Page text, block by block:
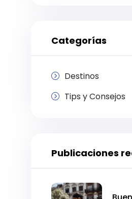
Categorías
Destinos
Tips y Consejos
Publicaciones